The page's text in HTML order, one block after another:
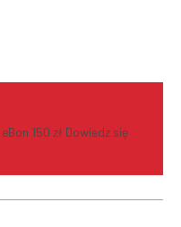
150 zł Dowiedz się